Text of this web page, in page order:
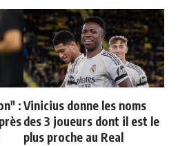
:Vinicius donne les noms
des 3 joueurs dont il est le
plus proche au Real